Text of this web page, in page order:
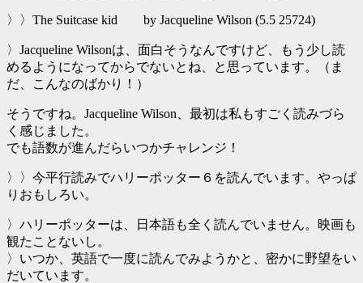
〉〉The Suitcase kid by Jacqueline Wilson (5.5 25724)
〉Jacqueline Wilsonは、面白そうなんですけど、もう少し読
めるようになってからでないとね、と思っています。（ま
だ、こんなのばかり！）
そうですね。Jacqueline Wilson、最初は私もすごく読みづら
く感じました。
でも語数が進んだらいつかチャレンジ！
〉〉今平行読みでハリーポッター６を読んでいます。やっぱ
りおもしろい。
〉ハリーポッターは、日本語も全く読んでいません。映画も
観たことないし。
〉いつか、英語で一度に読んでみようかと、密かに野望をい
だいています。